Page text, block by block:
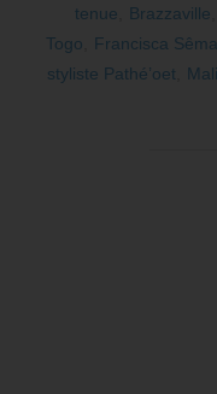
tenue
Brazzaville
Togo
Francisca
styliste Pathé’oet
Mali